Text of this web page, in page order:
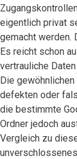
eigentlich privat
gemacht werden.
Es reicht schon
vertrauliche
Die
defekten oder
die bestimmte
Ordner jedoch
Vergleich zu